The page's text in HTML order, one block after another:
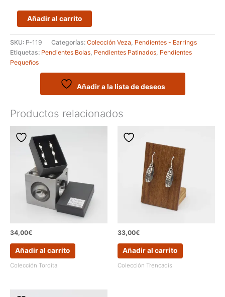
Pendientes
artesanales
pequeños
de
plata
-
Añadir al carrito
SKU: P-119 Categorías: Colección Veza Pendientes - Earrings
Etiquetas: Pendientes Bolas Pendientes Patinados Pendientes
Pequeños
Añadir a la lista de deseos
Productos relacionados
34,00€
Añadir al carrito
Colección Tordita
33,00€
Añadir al carrito
Colección Trencadis